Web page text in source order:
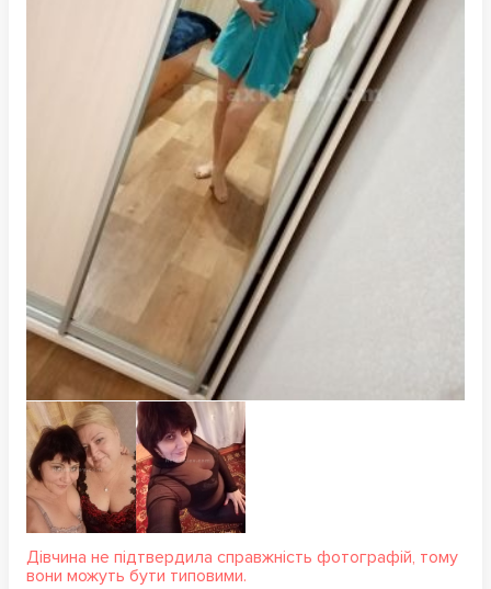
Дівчина не підтвердила справжність фотографій, тому
вони можуть бути типовими.